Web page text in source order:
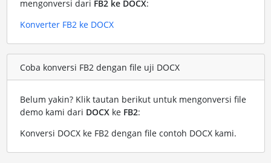
mengonversi dari FB2 ke DOCX:
Konverter FB2 ke DOCX
Coba konversi FB2 dengan file uji DOCX
Belum yakin? Klik tautan berikut untuk mengonversi file
demo kami dari DOCXke FB2:
Konversi DOCX ke FB2 dengan file contoh DOCX kami.